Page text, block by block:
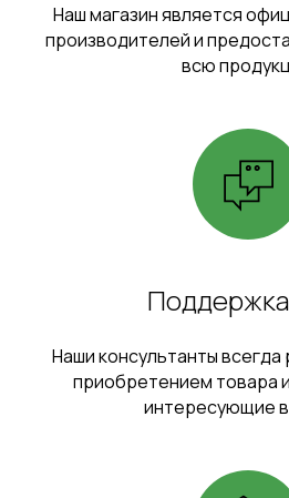
Наш магазин является
производителей и
всю
Наши консультанты
приобретением товара
интересующие